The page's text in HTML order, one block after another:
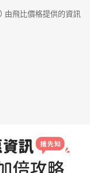
吃到飽
左右不分好困擾
Amazing Night
由飛比價格提供的資訊